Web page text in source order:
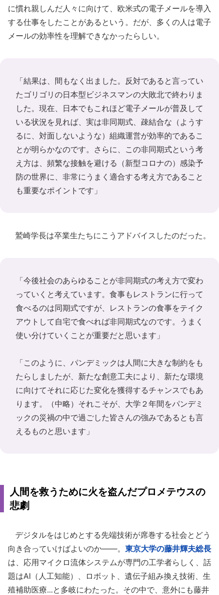
に慣れ親しんだ人々に向けて、欧米式の電子メールを導入
する仕事をしたことがあるという。だが、多くの人は電子
メールの効率性を理解できなかったらしい。
「結果は、間もなく出ました。反対であると言ってい
たゴリゴリの日本型ビジネスマンの大敗北で終わりま
した。現在、日本でもこれほど電子メールが普及して
いる状況を見れば、実は非同期式、疎結合な（ようす
るに、対面しないような）組織運営が効率的であるこ
とが明らかなのです。さらに、この非同期式という考
え方は、頻繁な接触を避ける（新型コロナの）感染予
防の世界に、非常にうまく適合する考え方であること
も重要なポイントです」
鷲崎学長は卒業生たちにこうアドバイスしたのだった。
「今後社会のあらゆることが非同期式の考え方で変わ
っていくと考えています。食事もレストランに行って
食べるのは同期式ですが、レストランの食事をテイク
アウトして自宅で食べれば非同期式なのです。うまく
使い分けていくことが重要だと思います」
「このように、パンデミックは人間に大きな制約をも
たらしましたが、新たな創意工夫により、新たな環境
に向けてそれに応じた変化を獲得するチャンスでもあ
ります。（中略）それこそが、大学２年間をパンデミ
ックの災禍の中で過ごした皆さんの強みであるとも言
えるものと思います」
人間を救うために火を盗んだプロメテウスの
悲劇
デジタルをはじめとする先端技術が席巻する社会とどう
向き合っていけばよいのか――。 東京大学の藤井輝夫総長
は、応用マイクロ流体システムが専門の工学者らしく、話
題はAI（人工知能）、ロボット、遺伝子組み換え技術、生
殖補助医療...と多岐にわたった。その中で、意外にも藤井